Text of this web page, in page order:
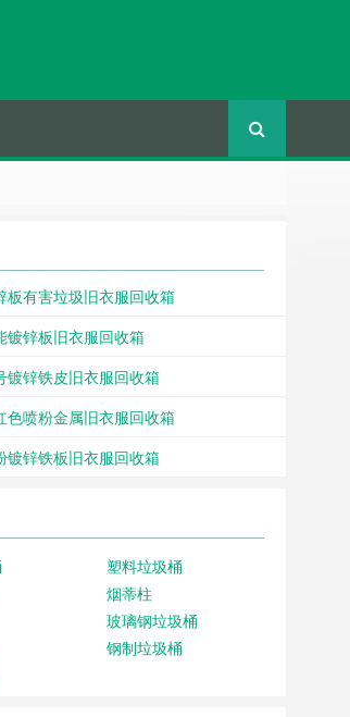
板有害垃圾旧衣服回收箱
镀锌板旧衣服回收箱
镀锌铁皮旧衣服回收箱
色喷粉金属旧衣服回收箱
镀锌铁板旧衣服回收箱
塑料垃圾桶
烟蒂柱
玻璃钢垃圾桶
钢制垃圾桶